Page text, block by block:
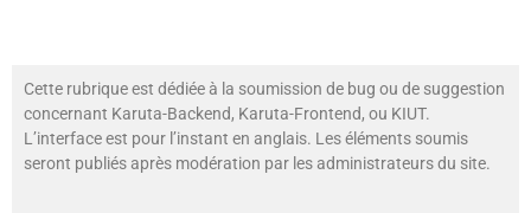
Cette rubrique est dédiée à la soumission de bug ou de suggestion
concernant Karuta-Backend, Karuta-Frontend, ou KIUT.
L’interface est pour l’instant en anglais. Les éléments soumis
seront publiés après modération par les administrateurs du site.